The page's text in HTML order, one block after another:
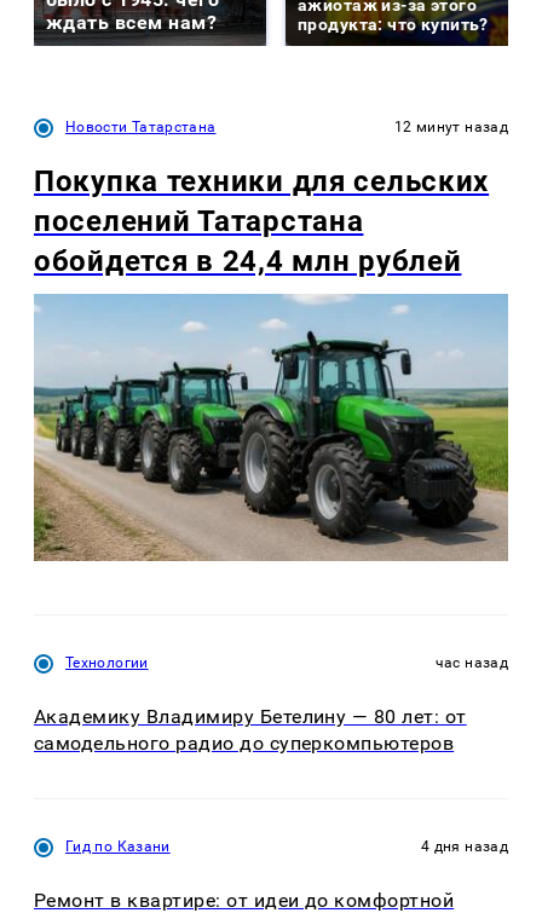
ждать всем нам?
ажиотаж из-за этого
продукта: что купить?
Новости Татарстана 12 минут назад
Покупка техники для сельских
поселений Татарстана
обойдется в 24,4 млн рублей
Технологии час назад
Академику Владимиру Бетелину — 80 лет: от
самодельного радио до суперкомпьютеров
Гид по Казани 4 дня назад
Ремонт в квартире: от идеи до комфортной